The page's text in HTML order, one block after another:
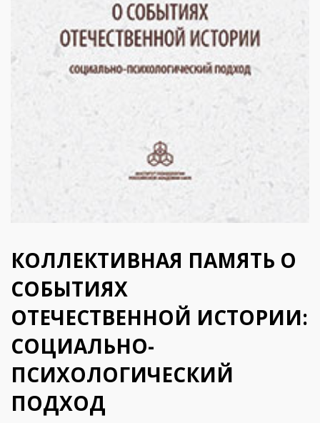
КОЛЛЕКТИВНАЯ ПАМЯТЬ О
СОБЫТИЯХ
ОТЕЧЕСТВЕННОЙ ИСТОРИИ:
СОЦИАЛЬНО-
ПСИХОЛОГИЧЕСКИЙ
ПОДХОД